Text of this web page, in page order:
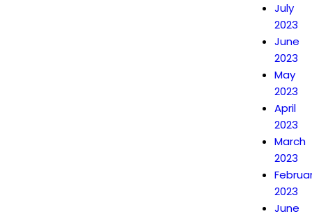
July
2023
June
2023
May
2023
April
2023
March
2023
2023
June